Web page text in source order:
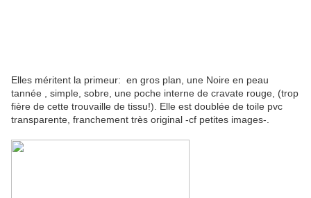
Elles méritent la primeur: en gros plan, une Noire en peau
tannée , simple, sobre, une poche interne de cravate rouge, (trop
fière de cette trouvaille de tissu!). Elle est doublée de toile pvc
transparente, franchement très original -cf petites images-.